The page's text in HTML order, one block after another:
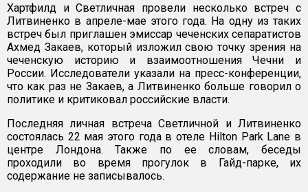
Хартфилд и Светличная провели несколько встреч с
Литвиненко в апреле-мае этого года. На одну из таких
встреч был приглашен эмиссар чеченских сепаратистов
Ахмед Закаев, который изложил свою точку зрения на
чеченскую историю и взаимоотношения Чечни и
России. Исследователи указали на пресс-конференции,
что как раз не Закаев, а Литвиненко больше говорил о
политике и критиковал российские власти.
Последняя личная встреча Светличной и Литвиненко
состоялась 22 мая этого года в отеле Hilton Park Lane в
центре Лондона. Также по ее словам, беседы
проходили во время прогулок в Гайд-парке, их
содержание не записывалось.